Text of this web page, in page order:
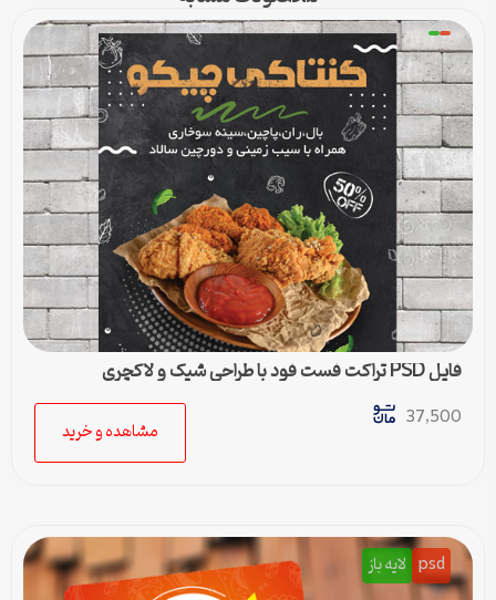
فایل PSD تراکت فست فود با طراحی شیک و لاکچری
37,500
مشاهده و خرید
psd لایه باز